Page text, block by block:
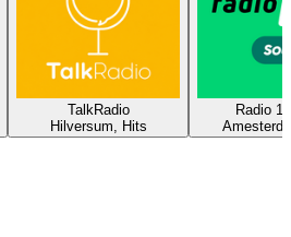
TalkRadio
Hilversum, Hits
Radio